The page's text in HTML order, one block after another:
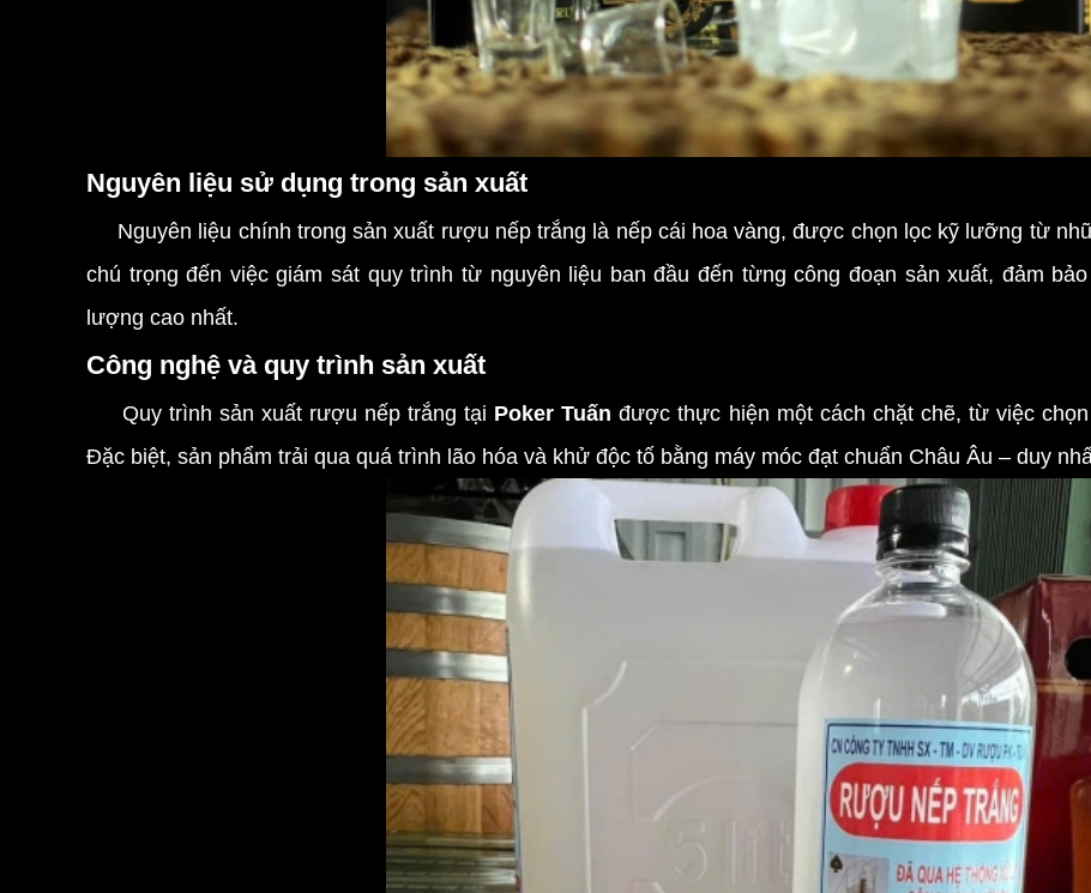
Nguyên liệu sử dụng trong sản xuất
Nguyên liệu chính trong sản xuất rượu nếp trắng là nếp cái hoa vàng, được chọn lọc kỹ lưỡng từ
chú trọng đến việc giám sát quy trình từ nguyên liệu ban đầu đến từng công đoạn sản xuất, đảm
lượng cao nhất.
Công nghệ và quy trình sản xuất
Quy trình sản xuất rượu nếp trắng tại Poker Tuấn được thực hiện một cách chặt chẽ, từ việc
Đặc biệt, sản phẩm trải qua quá trình lão hóa và khử độc tố bằng máy móc đạt chuẩn Châu Âu – duy